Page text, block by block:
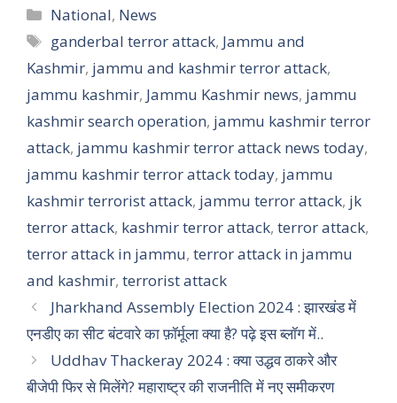
Categories
National, News
Tags
ganderbal terror attack, Jammu and
Kashmir, jammu and kashmir terror attack,
jammu kashmir, Jammu Kashmir news, jammu
kashmir search operation, jammu kashmir terror
attack, jammu kashmir terror attack news today,
jammu kashmir terror attack today, jammu
kashmir terrorist attack, jammu terror attack, jk
terror attack, kashmir terror attack, terror attack,
terror attack in jammu, terror attack in jammu
and kashmir, terrorist attack
Jharkhand Assembly Election 2024 : झारखंड में
एनडीए का सीट बंटवारे का फ़ॉर्मूला क्या है? पढ़े इस ब्लॉग में..
Uddhav Thackeray 2024 : क्या उद्धव ठाकरे और
बीजेपी फिर से मिलेंगे? महाराष्ट्र की राजनीति में नए समीकरण